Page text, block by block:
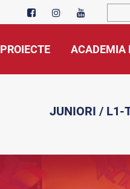
PROIECTE ACADEMIA
JUNIORI / L1-